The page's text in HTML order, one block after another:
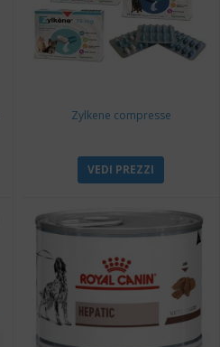
Zylkene compresse
VEDI PREZZI